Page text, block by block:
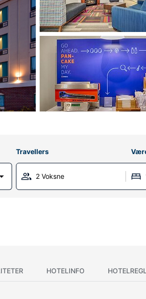
Travellers
2 Voksne
HOTELINFO